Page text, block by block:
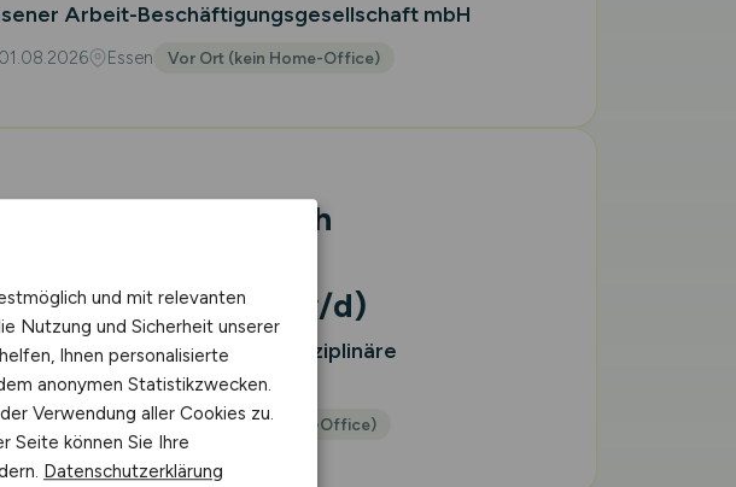
Arbeit-Beschäftigungsgesellschaft mbH
01.08.2026 Essen Vor Ort (kein Home-Office)
in (staatlich
Garten- und
(m/w/d)
GmbH & Co.KG Interdisziplinäre
31.07.2026 Essen Vor Ort (kein Home-Office)
und mit relevanten
Nutzung und Sicherheit unserer
Ihnen personalisierte
anonymen Statistikzwecken.
Verwendung aller Cookies zu.
Seite können Sie Ihre
Datenschutzerklärung